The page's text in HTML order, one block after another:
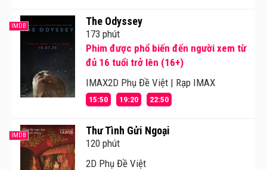
IMDB The Odyssey
173 phút
Phim được phổ biến đến người xem từ
đủ 16 tuổi trở lên (16+)
IMAX2D Phụ Đề Việt | Rạp IMAX
15:50 19:20 22:50
IMDB Thư Tình Gửi Ngoại
120 phút
2D Phụ Đề Việt